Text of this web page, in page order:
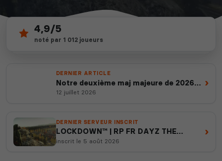
445
serveurs actifs
depuis 2012
4,9/5
noté par 1 012 joueurs
DERNIER ARTICLE
Notre deuxième maj majeure de 2026
est en ligne
12 juillet 2026
›
DERNIER SERVEUR INSCRIT
LOCKDOWN™ | RP FR DAYZ THE
WALKING DEAD
inscrit le 5 août 2026
›